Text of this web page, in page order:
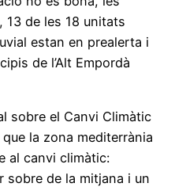
13 de les 18 unitats
estan en prealerta i
de l’Alt Empordà
sobre el Canvi Climàtic
la zona mediterrània
al canvi climàtic:
sobre de la mitjana i un